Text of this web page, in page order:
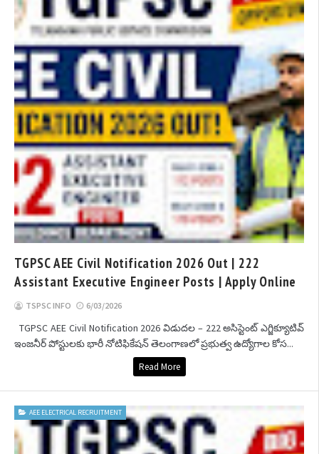
TGPSC AEE Civil Notification 2026 Out | 222
Assistant Executive Engineer Posts | Apply Online
TSPSC INFO 6/03/2026
TGPSC AEE Civil Notification 2026 విడుదల – 222 అసిస్టెంట్ ఎగ్జిక్యూటివ్
ఇంజనీర్ పోస్టులకు భారీ నోటిఫికేషన్ తెలంగాణలో ప్రభుత్వ ఉద్యోగాల కోస...
Read More
AEE ELECTRICAL RECRUITMENT